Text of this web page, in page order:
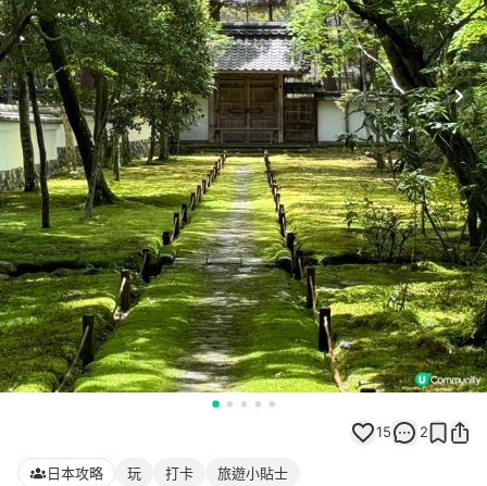
15 2
日本攻略 玩 打卡 旅遊小貼士